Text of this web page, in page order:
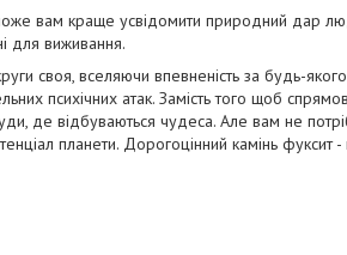
вам краще усвідомити природний дар
для виживання.
своя, вселяючи впевненість за будь-
психічних атак. Замість того щоб
де відбуваються чудеса. Але вам не
планети. Дорогоцінний камінь